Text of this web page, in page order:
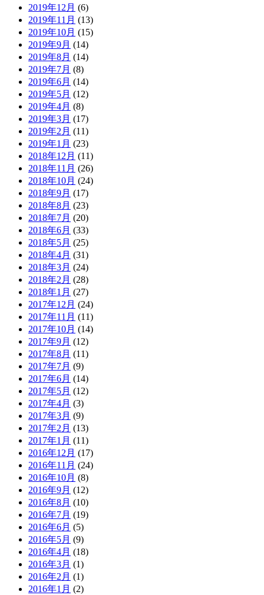
2019年12月 (6)
2019年11月 (13)
2019年10月 (15)
2019年9月 (14)
2019年8月 (14)
2019年7月 (8)
2019年6月 (14)
2019年5月 (12)
2019年4月 (8)
2019年3月 (17)
2019年2月 (11)
2019年1月 (23)
2018年12月 (11)
2018年11月 (26)
2018年10月 (24)
2018年9月 (17)
2018年8月 (23)
2018年7月 (20)
2018年6月 (33)
2018年5月 (25)
2018年4月 (31)
2018年3月 (24)
2018年2月 (28)
2018年1月 (27)
2017年12月 (24)
2017年11月 (11)
2017年10月 (14)
2017年9月 (12)
2017年8月 (11)
2017年7月 (9)
2017年6月 (14)
2017年5月 (12)
2017年4月 (3)
2017年3月 (9)
2017年2月 (13)
2017年1月 (11)
2016年12月 (17)
2016年11月 (24)
2016年10月 (8)
2016年9月 (12)
2016年8月 (10)
2016年7月 (19)
2016年6月 (5)
2016年5月 (9)
2016年4月 (18)
2016年3月 (1)
2016年2月 (1)
2016年1月 (2)